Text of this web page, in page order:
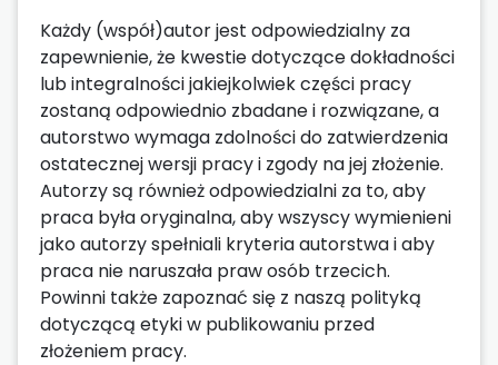
Każdy (współ)autor jest odpowiedzialny za
zapewnienie, że kwestie dotyczące dokładności
lub integralności jakiejkolwiek części pracy
zostaną odpowiednio zbadane i rozwiązane, a
autorstwo wymaga zdolności do zatwierdzenia
ostatecznej wersji pracy i zgody na jej złożenie.
Autorzy są również odpowiedzialni za to, aby
praca była oryginalna, aby wszyscy wymienieni
jako autorzy spełniali kryteria autorstwa i aby
praca nie naruszała praw osób trzecich.
Powinni także zapoznać się z naszą polityką
dotyczącą etyki w publikowaniu przed
złożeniem pracy.